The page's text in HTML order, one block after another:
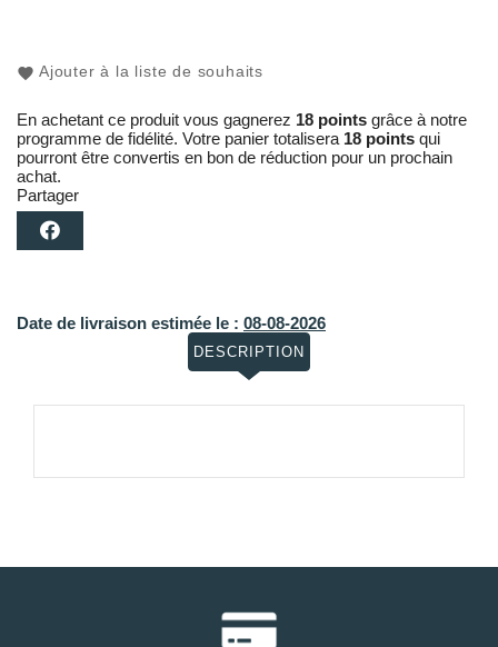
Ajouter à la liste de souhaits
En achetant ce produit vous gagnerez 18 points grâce à notre
programme de fidélité. Votre panier totalisera 18 points qui
pourront être convertis en bon de réduction pour un prochain
achat.
Partager
Date de livraison estimée le : 08-08-2026
DESCRIPTION